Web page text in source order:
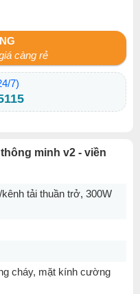
càng rẻ
7)
minh v2 - viền
tải thuần trở, 300W
cháy, mặt kính cường